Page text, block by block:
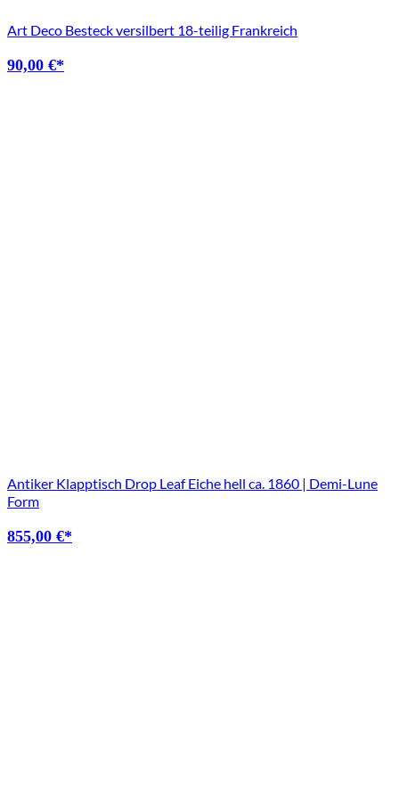
Art Deco Besteck versilbert 18-teilig Frankreich
90,00 €
Antiker Klapptisch Drop Leaf Eiche hell ca. 1860 | Demi-Lune
Form
855,00 €